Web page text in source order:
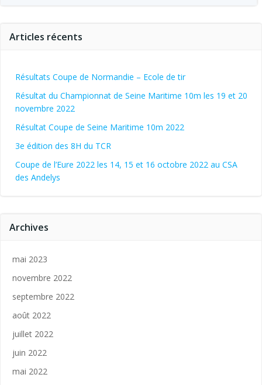
Articles récents
Résultats Coupe de Normandie – Ecole de tir
Résultat du Championnat de Seine Maritime 10m les 19 et 20
novembre 2022
Résultat Coupe de Seine Maritime 10m 2022
3e édition des 8H du TCR
Coupe de l’Eure 2022 les 14, 15 et 16 octobre 2022 au CSA
des Andelys
Archives
mai 2023
novembre 2022
septembre 2022
août 2022
juillet 2022
juin 2022
mai 2022